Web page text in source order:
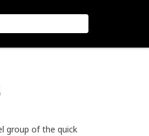
group of the quick